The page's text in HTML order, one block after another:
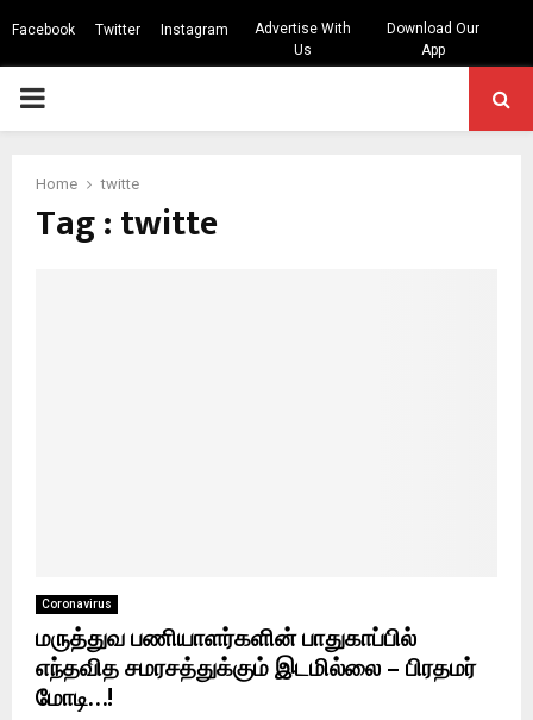
Facebook Twitter Instagram
Advertise With
Us
Download Our
App
PRIMARY
Home twitte
Tag : twitte
Coronavirus
மருத்துவ பணியாளர்களின் பாதுகாப்பில்
எந்தவித சமரசத்துக்கும் இடமில்லை – பிரதமர்
மோடி…!